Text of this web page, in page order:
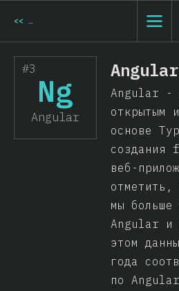
<<
Front-end фреймворки - Vue.js
#3
Ng
Angular
Angular
Angular -
открытым
основе
создания
веб-
мы больше
Angular
этом
года
по